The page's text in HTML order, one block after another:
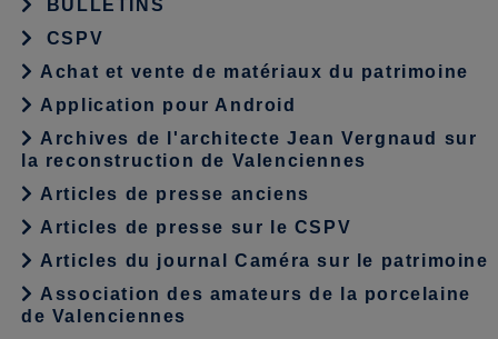
BULLETINS
CSPV
Achat et vente de matériaux du patrimoine
Application pour Android
Archives de l'architecte Jean Vergnaud sur
la reconstruction de Valenciennes
Articles de presse anciens
Articles de presse sur le CSPV
Articles du journal Caméra sur le patrimoine
Association des amateurs de la porcelaine
de Valenciennes